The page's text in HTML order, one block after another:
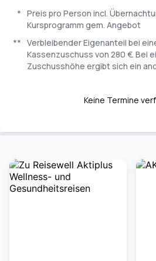
* Preis pro Person incl.
Kursprogramm gem. Angebot
** Verbleibender Eigenanteil bei
Kassenzuschuss von 280 €. Bei
Zuschusshöhe ergibt sich ein
Keine Termine